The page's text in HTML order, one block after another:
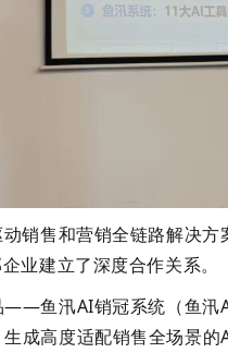
动销售和营销全链路解决
业建立了深度合作关系。
——鱼汛AI销冠系统（鱼汛
成高度适配销售全场景的